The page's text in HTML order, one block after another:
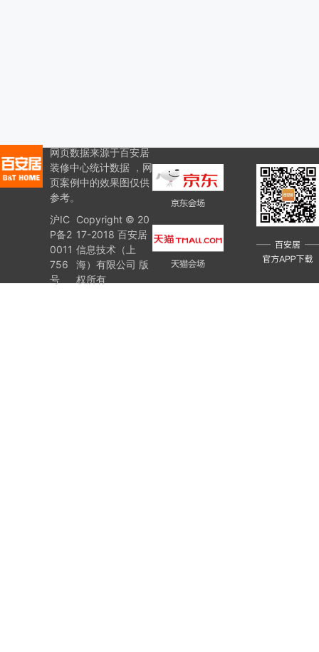
网页数据来源于百安居
装修中心统计数据 ，网
页案例中的效果图仅供
参考。
沪IC
P备2
0011
756
号
Copyright © 20
17-2018 百安居
信息技术（上
海）有限公司 版
权所有